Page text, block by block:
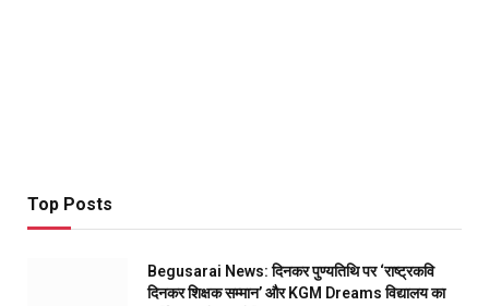
Top Posts
Begusarai News: दिनकर पुण्यतिथि पर ‘राष्ट्रकवि
दिनकर शिक्षक सम्मान’ और KGM Dreams विद्यालय का